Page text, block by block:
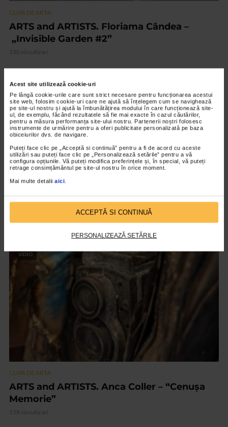
Acest site utilizează cookie-uri
Pe lângă cookie-urile care sunt strict necesare pentru funcționarea acestui
site web, folosim cookie-uri care ne ajută să înțelegem cum se navighează
pe site-ul nostru și ajută la îmbunătățirea modului în care funcționează site-
ul, de exemplu, făcând rezultatele să fie mai exacte în cazul căutărilor,
pentru a măsura performanța site-ului nostru. Partenerii noștri folosesc
instrumente de urmărire pentru a oferi publicitate personalizată pe baza
obiceiurilor dvs. de navigare.
Puteți face clic pe „Acceptă si continuă” pentru a fi de acord cu aceste
utilizări sau puteți face clic pe „Personalizează setările” pentru a vă
configura opțiunile. Vă puteți modifica preferințele și, în special, vă puteți
retrage consimțământul pe site-ul nostru în orice moment.
Mai multe detalii aici
ACCEPTĂ SI CONTINUĂ
PERSONALIZEAZĂ SETĂRILE
CLIPA DE ARTA
ARTS and ARTISTS. Floriama Cândea –
„Invisible Garden #2”
130 vizualizari
CLIPA DE ARTA
Nicolae Tonitza – Pictor al copiilor
VIDEO
CLIPA DE ARTA
ARTS and ARTISTS. Anca Coller – “Cenușa
Memorie”
158 vizualizari